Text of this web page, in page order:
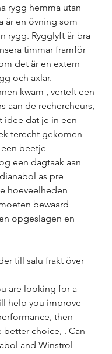
rygg hemma utan
är en övning som
rygg. Rygglyft är bra
timmar framför
det är en extern
och axlar.
kwam , vertelt een
aan de rechercheurs,
idee dat je in een
terecht gekomen
beetje
een dagtaak aan
as pre
hoeveelheden
bewaard
opgeslagen en
are looking for a
help you improve
then
better choice, . Can
and Winstrol